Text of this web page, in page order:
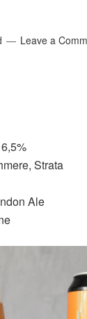
Leave a
6,5%
Strata
Ale